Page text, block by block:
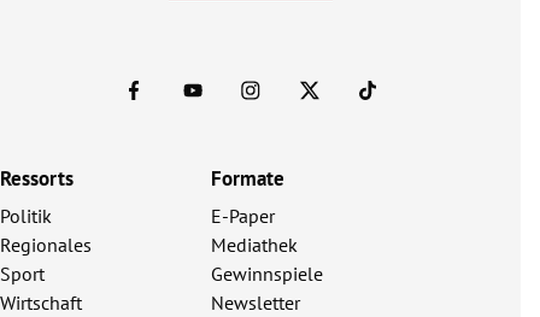
Ressorts
Politik
Regionales
Sport
Wirtschaft
Formate
E-Paper
Mediathek
Gewinnspiele
Newsletter